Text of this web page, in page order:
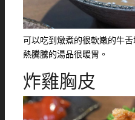
可以吃到燉煮的很軟嫩的牛
熱騰騰的湯品很暖胃。
炸雞胸皮